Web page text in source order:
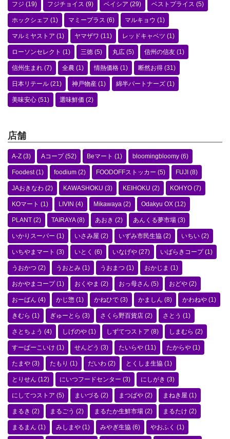
フジ (19) フジチョイス (9) ベイシア (29) ベストプライス (5)
ホックシェフ (1) マミープラス (6) マルキョウ (1)
マルミヤストア (1) ヤマザワ (11) レッドキャベツ (1)
ローソンセレクト (1) 三徳 (5) 丸広 (5) 信州の信友 (1)
信州生まれ (7) 全農 (1) 情熱価格 (1) 断然お得 (31)
日本リテール (21) 神戸物産 (1) 綿半パートナーズ (1)
美味安心 (51) 選味鮮価 (2)
店舗
A-Z (3) Aコープ(52) Beマート (1) bloomingbloomy (6)
Foodest(1) foodium (2) FOODOFFストッカー (5) FUJI (8)
JAおきなわ (2) KAWASHOKU (3) KEIHOKU (2) KOHYO (7)
KOマート (1) LIVIN (4) Mikawaya (2) Odakyu OX (12)
PLANT (2) TAIRAYA(8) あおき (2) あんくる夢市場 (3)
いかりスーパー (1) いさみ屋 (2) いずみ市民生協 (2) いちい (2)
いちやまマート (3) いとく (6) いなげや (27) いばらきコープ(1)
うおかつ (2) うおとみ (1) うおまつ (1) おかじま (1)
おかやまコープ(1) おくやま (2) おっ母さん (5) おどや (2)
おーばん (4) かじ惣 (1) かねひで (3) かましん (8) かわねや (1)
きむら (1) ぎゅーとら (3) さくら野百貨店 (2) さとう (1)
さとちょう (4) しげのや (1) しずてつストア (8) しまむら (2)
すーぱーこいけ (1) せんどう (3) たいらや (11) たからや (1)
たまや (3) たもり (1) だいわ (2) とくしま生協 (1)
とりせん (12) にいつフードセンター (3) にしがき (3)
にしてつストア (5) まいづる (2) まつばや (2) まねき屋 (1)
まるき (2) まるごう (2) まるたか生鮮市場 (2) まるたけ (2)
まるまん (1) みしまや (1) みやぎ生協 (6) やおふく (1)